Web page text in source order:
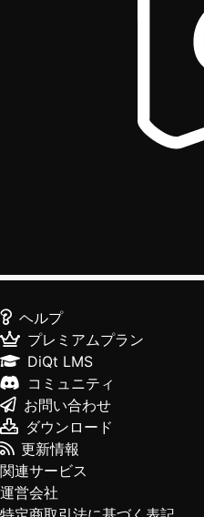
ヘルプ
プレミアムプラン
DiQt LMS
コミュニティ
お問い合わせ
ダウンロード
更新情報
関連サービス
運営会社